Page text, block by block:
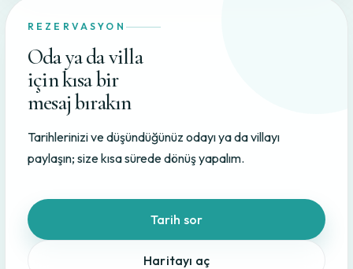
REZERVASYON
Oda ya da villa
için kısa bir
mesaj bırakın
Tarihlerinizi ve düşündüğünüz odayı ya da villayı
paylaşın; size kısa sürede dönüş yapalım.
Tarih sor
Haritayı aç